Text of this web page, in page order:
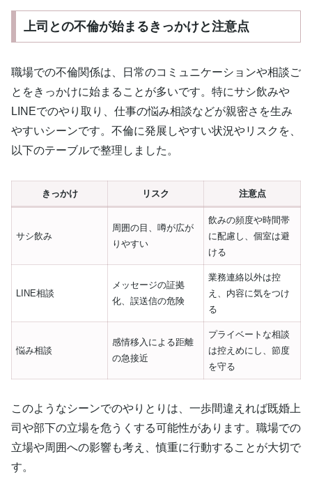
上司との不倫が始まるきっかけと注意点
職場での不倫関係は、日常のコミュニケーションや相談ご
とをきっかけに始まることが多いです。特にサシ飲みや
LINEでのやり取り、仕事の悩み相談などが親密さを生み
やすいシーンです。不倫に発展しやすい状況やリスクを、
以下のテーブルで整理しました。
きっかけ リスク 注意点
サシ飲み
周囲の目、噂が広が
りやすい
飲みの頻度や時間帯
に配慮し、個室は避
ける
LINE相談
メッセージの証拠
化、誤送信の危険
業務連絡以外は控
え、内容に気をつけ
る
悩み相談
感情移入による距離
の急接近
プライベートな相談
は控えめにし、節度
を守る
このようなシーンでのやりとりは、一歩間違えれば既婚上
司や部下の立場を危うくする可能性があります。職場での
立場や周囲への影響も考え、慎重に行動することが大切で
す。